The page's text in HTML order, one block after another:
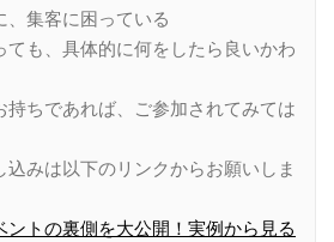
集客に困っている
も、具体的に何をしたら良いかわ
持ちであれば、ご参加されてみては
みは以下のリンクからお願いしま
トの裏側を大公開！実例から見る